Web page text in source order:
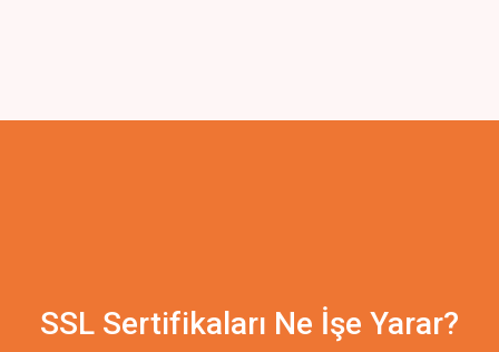
SSL Sertifikaları Ne İşe Yarar?